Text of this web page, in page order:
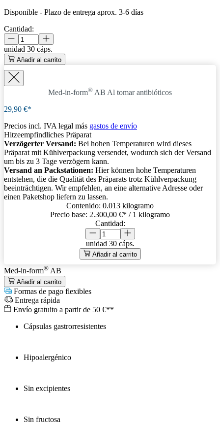
Disponible - Plazo de entrega aprox. 3-6 días
Cantidad:
unidad 30 cáps.
Añadir al carrito
Med-in-form® AB Al tomar antibióticos
29,90 €*
Precios incl. IVA legal más gastos de envío
Hitzeempfindliches Präparat
Verzögerter Versand: Bei hohen Temperaturen wird dieses
Präparat mit Kühlverpackung versendet, wodurch sich der Versand
um bis zu 3 Tage verzögern kann.
Versand an Packstationen: Hier können hohe Temperaturen
entstehen, die die Qualität des Präparats trotz Kühlverpackung
beeinträchtigen. Wir empfehlen, an eine alternative Adresse oder
einen Paketshop liefern zu lassen.
Contenido: 0.013 kilogramo
Precio base: 2.300,00 €* / 1 kilogramo
Cantidad:
unidad 30 cáps.
Añadir al carrito
Med-in-form® AB
Añadir al carrito
Formas de pago flexibles
Entrega rápida
Envío gratuito a partir de 50 €**
Cápsulas gastrorresistentes
Hipoalergénico
Sin excipientes
Sin fructosa